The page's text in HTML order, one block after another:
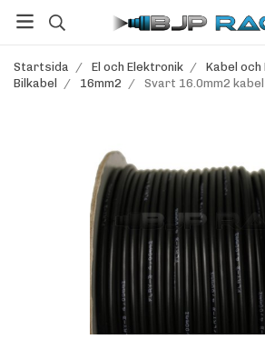
Startsida / El och Elektronik / Kabel och
Bilkabel
/ 16mm2 / Svart 16.0mm2 kabel